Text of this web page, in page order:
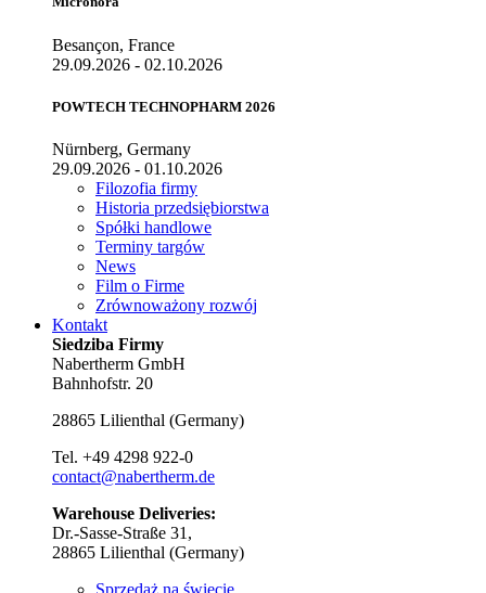
Besançon, France
29.09.2026 - 02.10.2026
POWTECH TECHNOPHARM 2026
Nürnberg, Germany
29.09.2026 - 01.10.2026
Filozofia firmy
Historia przedsiębiorstwa
Spółki handlowe
Terminy targów
News
Film o Firme
Zrównoważony rozwój
Kontakt
Siedziba Firmy
Nabertherm GmbH
Bahnhofstr. 20
28865 Lilienthal (Germany)
Tel. +49 4298 922-0
contact@nabertherm.de
Warehouse Deliveries:
Dr.-Sasse-Straße 31,
28865 Lilienthal (Germany)
Sprzedaż na świecie